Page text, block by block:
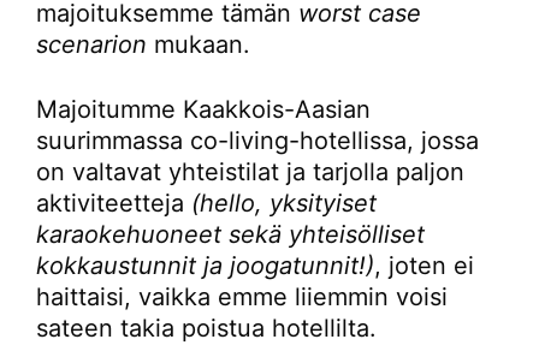
majoituksemme tämän worst case
scenarion mukaan.
Majoitumme Kaakkois-Aasian
suurimmassa co-living-hotellissa, jossa
on valtavat yhteistilat ja tarjolla paljon
aktiviteetteja (hello, yksityiset
karaokehuoneet sekä yhteisölliset
kokkaustunnit ja joogatunnit!), joten ei
haittaisi, vaikka emme liiemmin voisi
sateen takia poistua hotellilta.